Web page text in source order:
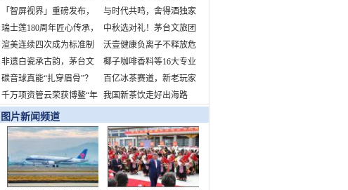
家？
比
「智屏视界」重磅发布，
开启OTT营销新纪元
与时代共鸣，舍得酒独家
冠名“时代人物致敬盛
典”，诠释当代舍得精神
瑞士莲180周年匠心传承，
定制熊猫巧克力献礼中国
中秋选对礼！茅台文旅团
圆季礼盒：品牌硬、工艺
精、心意足
渲美连续四次成为标准制
定参与单位！引领行业标
杆！
沃壹健康负离子不释放危
害健康的臭氧、正离子，
不形成静电场
非遗白瓷承古韵，茅台文
旅2025年中秋团圆季文创
礼盒即将亮相——以器载
道，重构节日文化新内涵
椰子咖啡香料等16大专业
展区！
碳音球真能“扎穿眉骨”？
科学拆解运动损伤谣言
百亿冰茶赛道，新老玩家
争锋
千万项资管云荣获博鳌“年
度影响力不动产资管数字
化服务商”
我国新茶饮走好出海路
图片新闻频道